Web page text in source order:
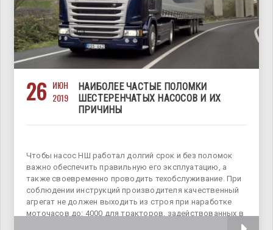
26 ИЮН
2019
НАИБОЛЕЕ ЧАСТЫЕ ПОЛОМКИ
ШЕСТЕРЕНЧАТЫХ НАСОСОВ И ИХ
ПРИЧИНЫ
Чтобы насос НШ работал долгий срок и без поломок
важно обеспечить правильную его эксплуатацию, а
также своевременно проводить техобслуживание. При
соблюдении инструкций производителя качественный
агрегат не должен выходить из строя при наработке
моточасов до: 4000 для тракторов, задействованных в